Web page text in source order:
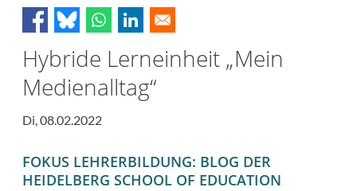
Breadcrumb
Hybride Lerneinheit „Mein
Medienalltag“
Di, 08.02.2022
FOKUS LEHRERBILDUNG: BLOG DER
HEIDELBERG SCHOOL OF EDUCATION